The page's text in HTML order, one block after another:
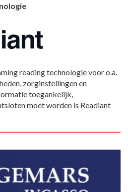
reading technologie voor o.a.
zorginstellingen en
toegankelijk,
moet worden is Readiant